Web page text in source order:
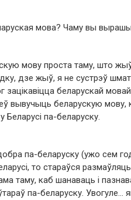
мова? Чаму вы
мову проста таму, што
дзе жыў, я не сустрэў
зацікавіцца беларускай
вывучыць беларускую
Беларусі па-беларуску.
па-беларуску (ужо сем
то стараўся
таму, каб шанаваць і
па-беларуску. Увогуле…